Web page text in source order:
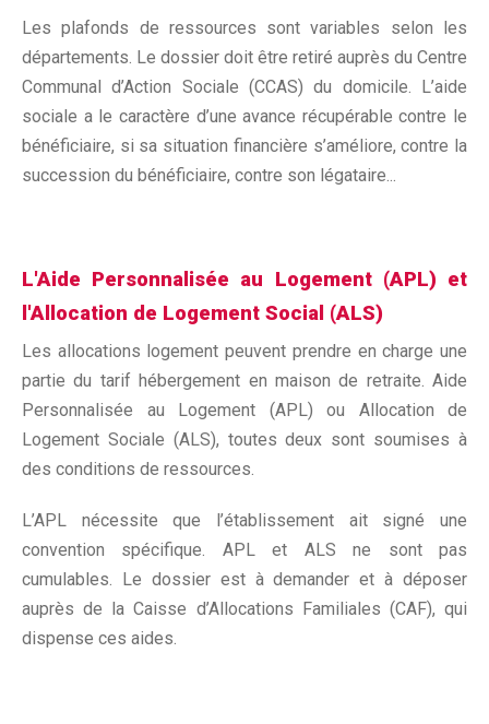
Les plafonds de ressources sont variables selon les
départements. Le dossier doit être retiré auprès du Centre
Communal d’Action Sociale (CCAS) du domicile. L’aide
sociale a le caractère d’une avance récupérable contre le
bénéficiaire, si sa situation financière s’améliore, contre la
succession du bénéficiaire, contre son légataire...
L'Aide Personnalisée au Logement (APL) et
l'Allocation de Logement Social (ALS)
Les allocations logement peuvent prendre en charge une
partie du tarif hébergement en maison de retraite. Aide
Personnalisée au Logement (APL) ou Allocation de
Logement Sociale (ALS), toutes deux sont soumises à
des conditions de ressources.
L’APL nécessite que l’établissement ait signé une
convention spécifique. APL et ALS ne sont pas
cumulables. Le dossier est à demander et à déposer
auprès de la Caisse d’Allocations Familiales (CAF), qui
dispense ces aides.